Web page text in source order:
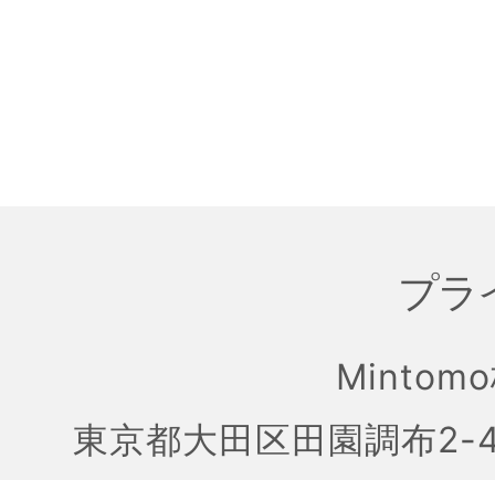
プラ
東京都大田区田園調布